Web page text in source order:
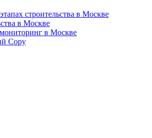
строительства в Москве
в Москве
в Москве
Copy